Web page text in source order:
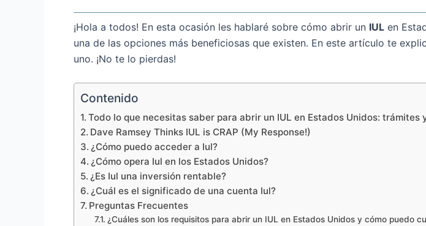
¡Hola a todos! En esta ocasión les hablaré sobre cómo abrir un IUL en
una de las opciones más beneficiosas que existen. En este artículo te
uno. ¡No te lo pierdas!
Contenido
Todo lo que necesitas saber para abrir un IUL en Estados Unidos: trámites
Dave Ramsey Thinks IUL is CRAP (My Response!)
¿Cómo puedo acceder a Iul?
¿Cómo opera Iul en los Estados Unidos?
¿Es Iul una inversión rentable?
¿Cuál es el significado de una cuenta Iul?
Preguntas Frecuentes
¿Cuáles son los requisitos para abrir un IUL en Estados Unidos y cómo puedo